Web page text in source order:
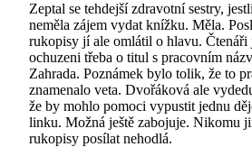
Zeptal se tehdejší zdravotní sestry,
neměla zájem vydat knížku. Měla.
rukopisy jí ale omlátil o hlavu. Čtenáři
ochuzeni třeba o titul s pracovním
Zahrada. Poznámek bylo tolik, že to
znamenalo veta. Dvořáková ale
že by mohlo pomoci vypustit jednu
linku. Možná ještě zabojuje. Nikomu
rukopisy posílat nehodlá.